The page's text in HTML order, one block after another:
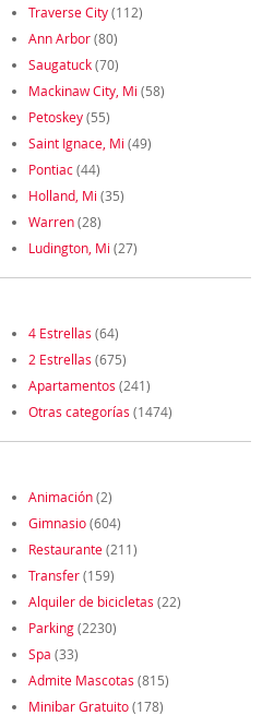
Traverse City(112)
Ann Arbor(80)
Saugatuck(70)
Mackinaw City, Mi (58)
Petoskey(55)
Saint Ignace, Mi (49)
Pontiac(44)
Holland, Mi (35)
Warren(28)
Ludington, Mi (27)
4 Estrellas (64)
2 Estrellas (675)
Apartamentos (241)
Otras categorías (1474)
Animación(2)
Gimnasio(604)
Restaurante(211)
Transfer(159)
Alquiler de bicicletas (22)
Parking(2230)
Spa (33)
Admite Mascotas (815)
Minibar Gratuito(178)